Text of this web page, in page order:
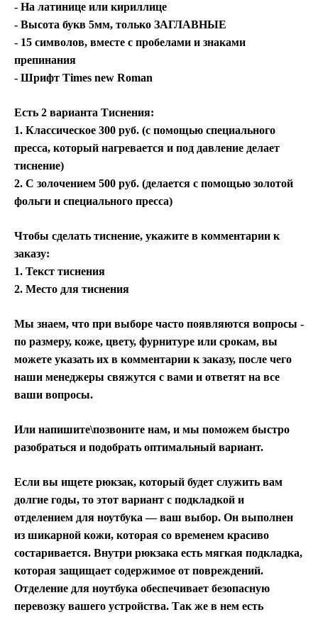
- На латинице или кириллице
- Высота букв 5мм, только ЗАГЛАВНЫЕ
- 15 символов, вместе с пробелами и знаками
препинания
- Шрифт Times new Roman
Есть 2 варианта Тиснения:
1. Классическое 300 руб. (с помощью специального
пресса, который нагревается и под давление делает
тиснение)
2. С золочением 500 руб. (делается с помощью золотой
фольги и специального пресса)
Чтобы сделать тиснение, укажите в комментарии к
заказу:
1. Текст тиснения
2. Место для тиснения
Мы знаем, что при выборе часто появляются вопросы -
по размеру, коже, цвету, фурнитуре или срокам, вы
можете указать их в комментарии к заказу, после чего
наши менеджеры свяжутся с вами и ответят на все
ваши вопросы.
Или напишите\позвоните нам, и мы поможем быстро
разобраться и подобрать оптимальный вариант.
Если вы ищете рюкзак, который будет служить вам
долгие годы, то этот вариант с подкладкой и
отделением для ноутбука — ваш выбор. Он выполнен
из шикарной кожи, которая со временем красиво
состаривается. Внутри рюкзака есть мягкая подкладка,
которая защищает содержимое от повреждений.
Отделение для ноутбука обеспечивает безопасную
перевозку вашего устройства. Так же в нем есть